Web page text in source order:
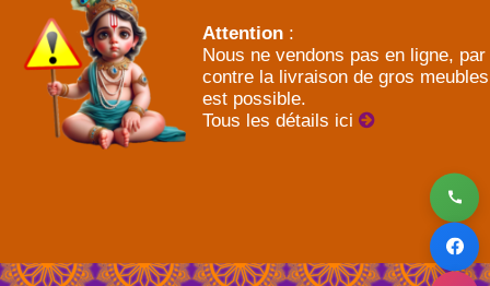
Attention :
Nous ne vendons pas en ligne, par
contre la livraison de gros meubles
est possible.
Tous les détails ici